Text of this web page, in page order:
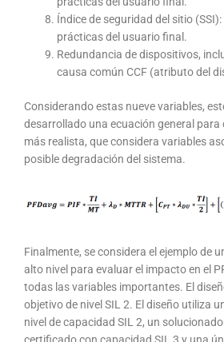
Índice de seguridad del sitio
prácticas del usuario final.
Redundancia de dispositivos,
causa común CCF (atributo del
Considerando estas nueve variables,
desarrollado una ecuación general para
más realista, que considera variables
posible degradación del sistema.
Finalmente, se considera el ejemplo de
alto nivel para evaluar el impacto en el
todas las variables importantes. El
objetivo de nivel SIL 2. El diseño utiliza
nivel de capacidad SIL 2, un
certificado con capacidad SIL 3 y una